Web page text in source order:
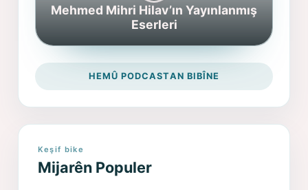
Mehmed Mihri Hilav’ın Yayınlanmış
Eserleri
HEMÛ PODCASTAN BIBÎNE
Keşif bike
Mijarên Populer